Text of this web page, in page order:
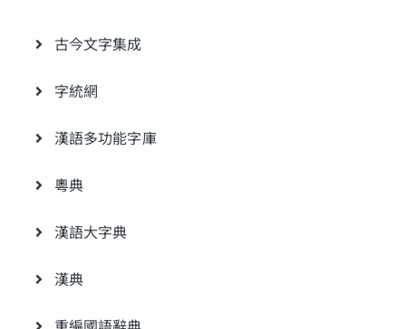
古今文字集成
字統網
漢語多功能字庫
粵典
漢語大字典
漢典